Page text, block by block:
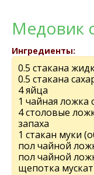
Медовик
Ингредиенты:
0.5 стакана
0.5 стакана
4 яйца
1 чайная ложка
4 столовые
запаха
1 стакан муки
пол чайной
пол чайной
щепотка